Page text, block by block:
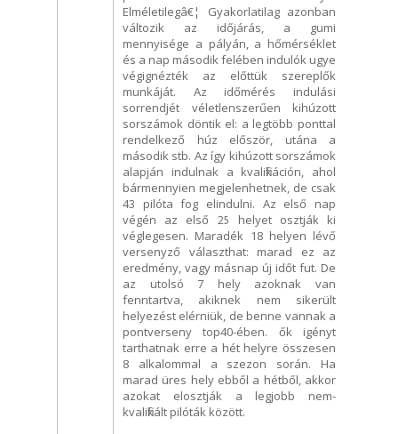
Elméletilegâ€¦ Gyakorlatilag azonban
változik az időjárás, a gumi
mennyisége a pályán, a hőmérséklet
és a nap második felében indulók ugye
végignézték az előttük szereplők
munkáját. Az időmérés indulási
sorrendjét véletlenszerűen kihúzott
sorszámok döntik el: a legtöbb ponttal
rendelkező húz először, utána a
második stb. Az így kihúzott sorszámok
alapján indulnak a kvalifikáción, ahol
bármennyien megjelenhetnek, de csak
43 pilóta fog elindulni. Az első nap
végén az első 25 helyet osztják ki
véglegesen. Maradék 18 helyen lévő
versenyző választhat: marad ez az
eredmény, vagy másnap új időt fut. De
az utolsó 7 hely azoknak van
fenntartva, akiknek nem sikerült
helyezést elérniük, de benne vannak a
pontverseny top40-ében. ők igényt
tarthatnak erre a hét helyre összesen
8 alkalommal a szezon során. Ha
marad üres hely ebből a hétből, akkor
azokat elosztják a legjobb nem-
kvalifikált pilóták között.